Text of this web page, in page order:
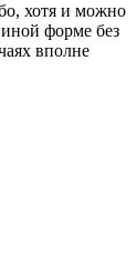
хотя и можно
форме без
вполне